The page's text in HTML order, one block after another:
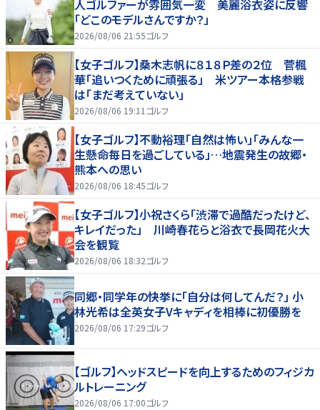
人ゴルファーが雰囲気一変 美麗浴衣姿に反響
「どこのモデルさんですか？」
2026/08/06 21:55ゴルフ
【女子ゴルフ】桑木志帆に８１８Ｐ差の２位 菅楓
華「追いつくために頑張る」 米ツアー本格参戦
は「まだ考えていない」
2026/08/06 19:11 ゴルフ
【女子ゴルフ】不動裕理「自然は怖い」「みんな一
生懸命毎日を過ごしている」…地震発生の故郷・
熊本への思い
2026/08/06 18:45ゴルフ
【女子ゴルフ】小祝さくら「渋滞で過酷だったけど、
キレイだった」 川崎春花らと浴衣で長岡花火大
会を観覧
2026/08/06 18:32ゴルフ
同郷・同学年の快挙に「自分は何してんだ？」 小
林光希は全英女子Vキャディを相棒に初優勝を
2026/08/06 17:29ゴルフ
【ゴルフ】ヘッドスピードを向上するためのフィジカ
ルトレーニング
2026/08/06 17:00ゴルフ